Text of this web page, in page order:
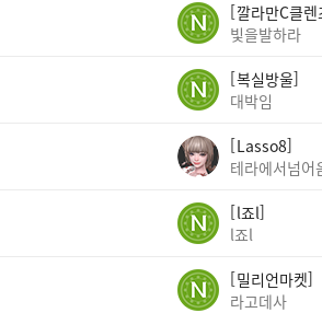
깔라만C클렌
빛을발하라
복실방울
대박임
Lasso8
테라에서넘어
l죠l
l죠l
밀리언마켓
라고데사